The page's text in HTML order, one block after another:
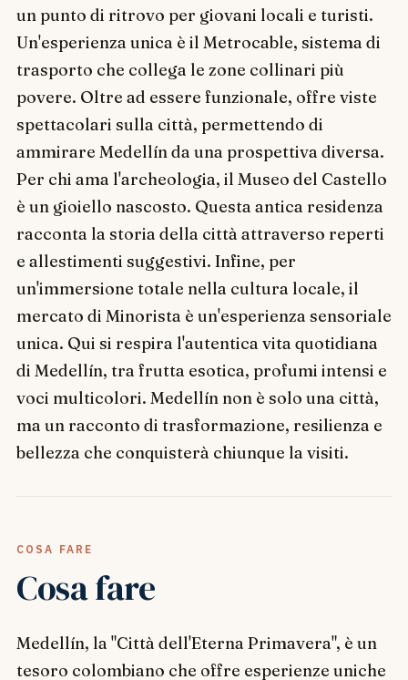
un punto di ritrovo per giovani locali e turisti.
Un'esperienza unica è il Metrocable, sistema di
trasporto che collega le zone collinari più
povere. Oltre ad essere funzionale, offre viste
spettacolari sulla città, permettendo di
ammirare Medellín da una prospettiva diversa.
Per chi ama l'archeologia, il Museo del Castello
è un gioiello nascosto. Questa antica residenza
racconta la storia della città attraverso reperti
e allestimenti suggestivi. Infine, per
un'immersione totale nella cultura locale, il
mercato di Minorista è un'esperienza sensoriale
unica. Qui si respira l'autentica vita quotidiana
di Medellín, tra frutta esotica, profumi intensi e
voci multicolori. Medellín non è solo una città,
ma un racconto di trasformazione, resilienza e
bellezza che conquisterà chiunque la visiti.
COSA FARE
Cosa fare
Medellín, la "Città dell'Eterna Primavera", è un
tesoro colombiano che offre esperienze uniche